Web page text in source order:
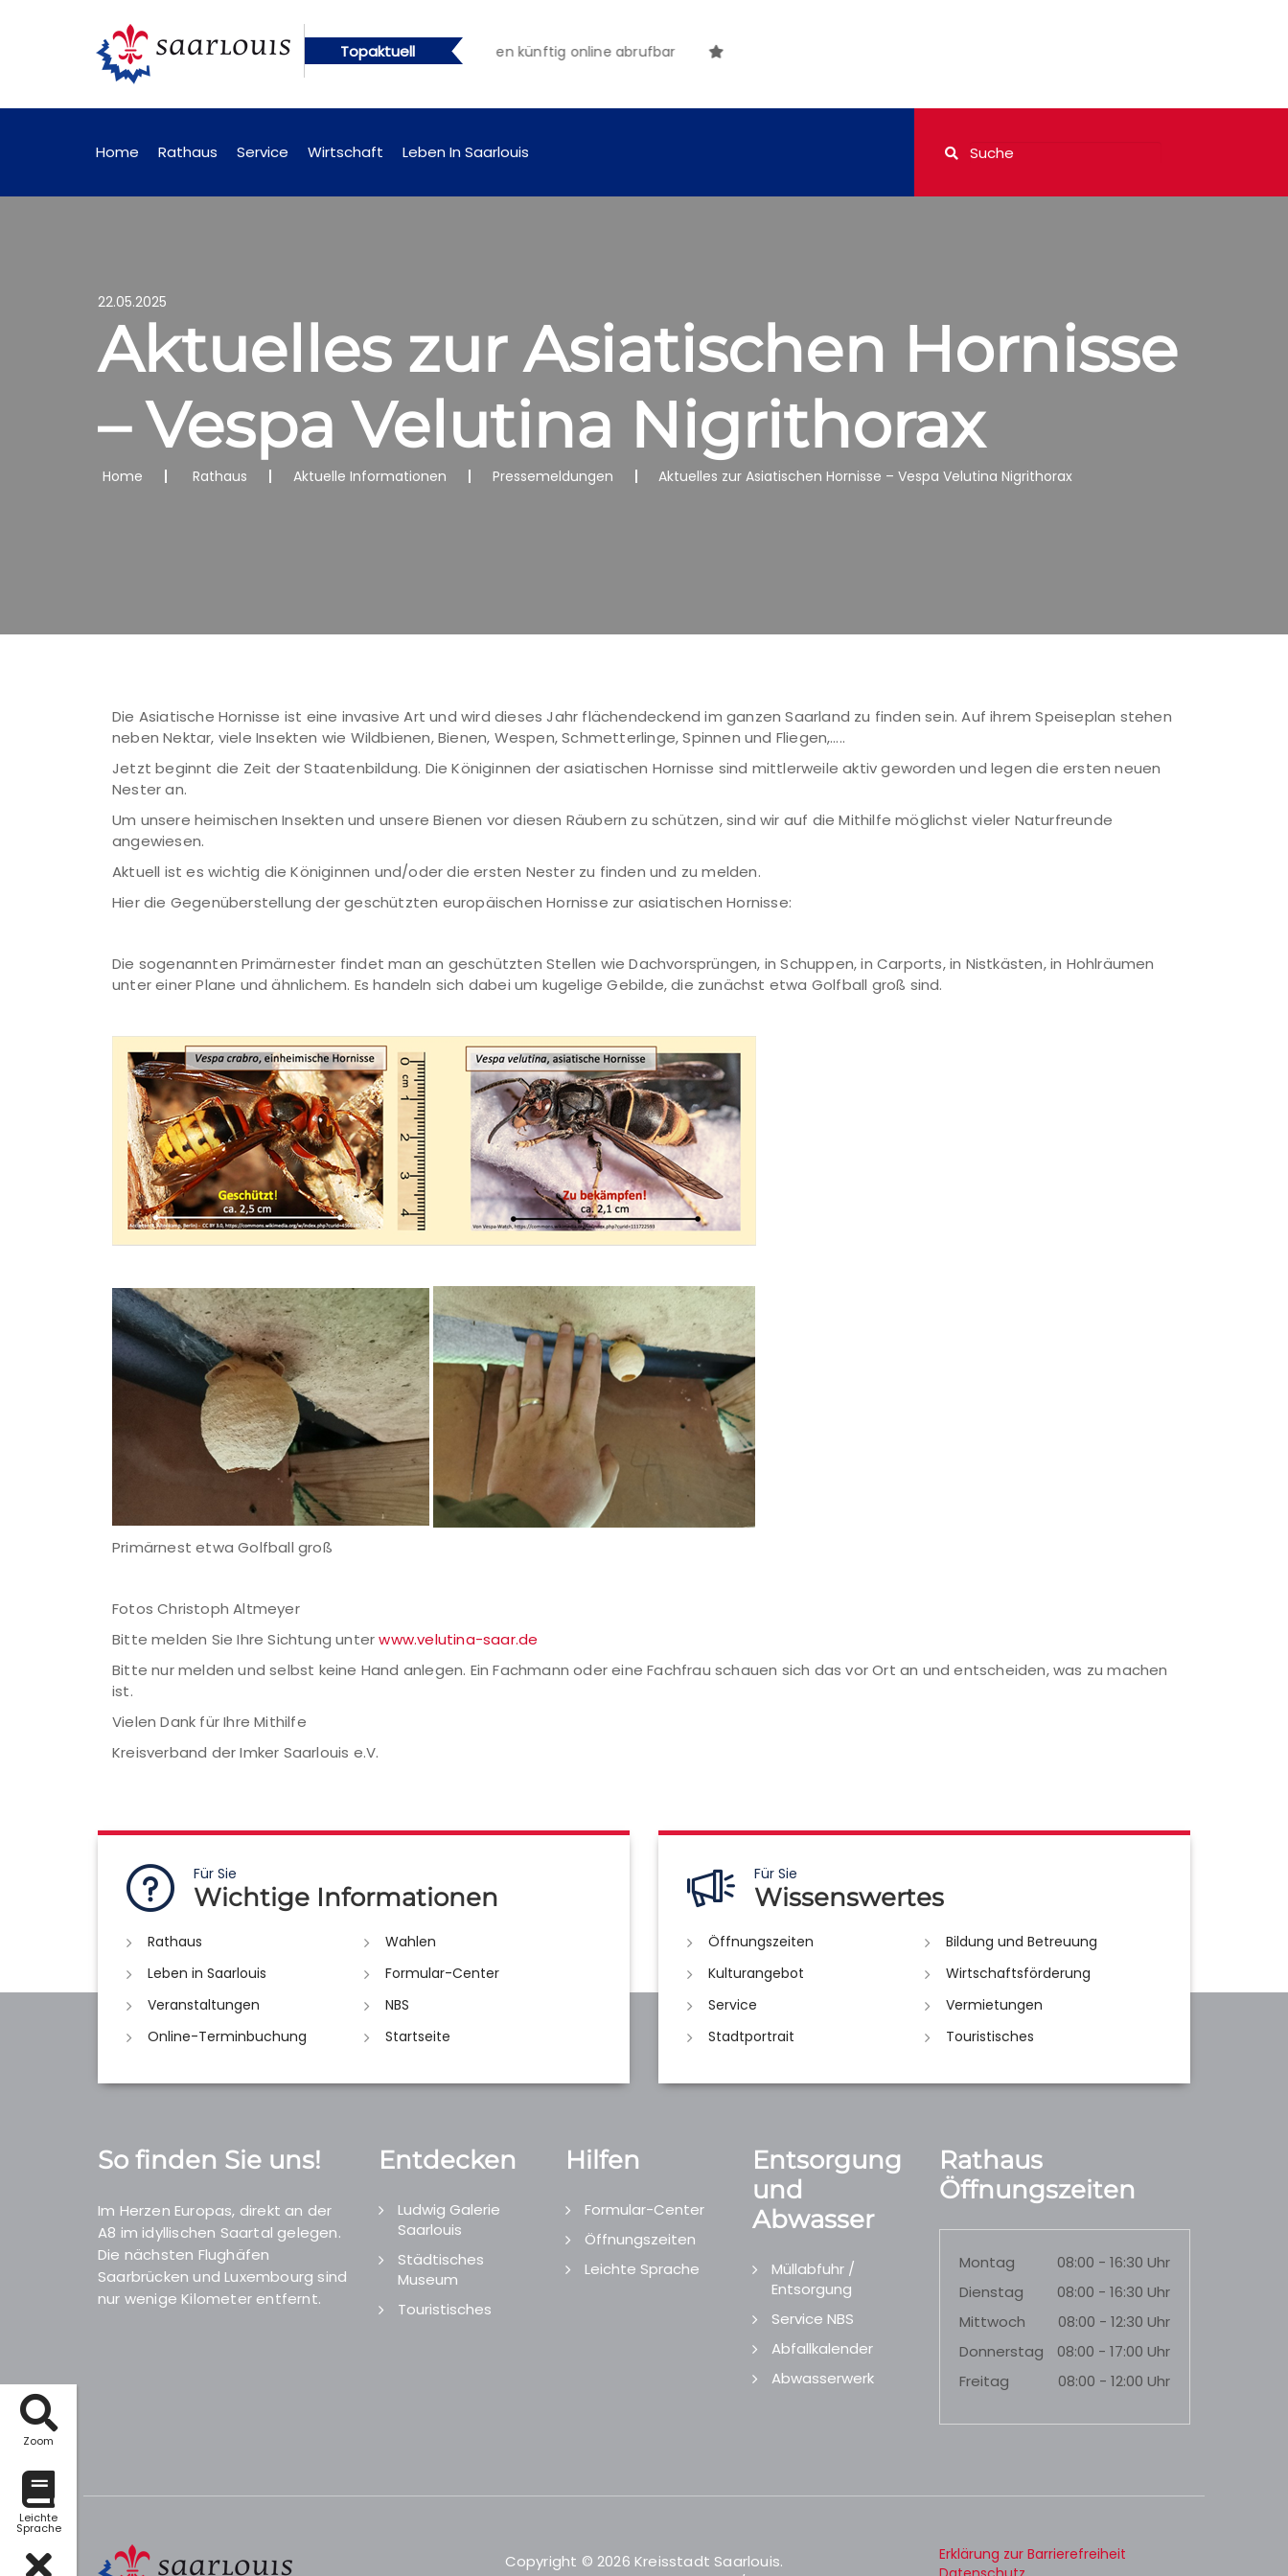
Zoom
Leichte
Sprache
Topaktuell
künftig online abrufbar Öffentliche Bekanntmachungen künftig online abrufbar
Home Rathaus Service Wirtschaft Leben In Saarlouis
22.05.2025
Aktuelles zur Asiatischen Hornisse
– Vespa Velutina Nigrithorax
Home Rathaus Aktuelle Informationen Pressemeldungen Aktuelles zur Asiatischen Hornisse – Vespa Velutina Nigrithorax
Die Asiatische Hornisse ist eine invasive Art und wird dieses Jahr flächendeckend im ganzen Saarland zu finden sein. Auf ihrem Speiseplan stehen
neben Nektar, viele Insekten wie Wildbienen, Bienen, Wespen, Schmetterlinge, Spinnen und Fliegen,…..
Jetzt beginnt die Zeit der Staatenbildung. Die Königinnen der asiatischen Hornisse sind mittlerweile aktiv geworden und legen die ersten neuen
Nester an.
Um unsere heimischen Insekten und unsere Bienen vor diesen Räubern zu schützen, sind wir auf die Mithilfe möglichst vieler Naturfreunde
angewiesen.
Aktuell ist es wichtig die Königinnen und/oder die ersten Nester zu finden und zu melden.
Hier die Gegenüberstellung der geschützten europäischen Hornisse zur asiatischen Hornisse:
Die sogenannten Primärnester findet man an geschützten Stellen wie Dachvorsprüngen, in Schuppen, in Carports, in Nistkästen, in Hohlräumen
unter einer Plane und ähnlichem. Es handeln sich dabei um kugelige Gebilde, die zunächst etwa Golfball groß sind.
Primärnest etwa Golfball groß
Fotos Christoph Altmeyer
Bitte melden Sie Ihre Sichtung unterwww.velutina-saar.de
Bitte nur melden und selbst keine Hand anlegen. Ein Fachmann oder eine Fachfrau schauen sich das vor Ort an und entscheiden, was zu machen
ist.
Vielen Dank für Ihre Mithilfe
Kreisverband der Imker Saarlouis e.V.
Für Sie
Wichtige Informationen
Rathaus
Wahlen
Leben in Saarlouis
Formular-Center
Veranstaltungen
NBS
Online-Terminbuchung
Startseite
Für Sie
Wissenswertes
Öffnungszeiten
Bildung und Betreuung
Kulturangebot
Wirtschaftsförderung
Service
Vermietungen
Stadtportrait
Touristisches
So finden Sie uns!
Im Herzen Europas, direkt an der
A8 im idyllischen Saartal gelegen.
Die nächsten Flughäfen
Saarbrücken und Luxembourg sind
nur wenige Kilometer entfernt.
Entdecken
Ludwig Galerie
Saarlouis
Städtisches
Museum
Touristisches
Hilfen
Formular-Center
Öffnungszeiten
Leichte Sprache
Entsorgung
und
Abwasser
Müllabfuhr /
Entsorgung
Service NBS
Abfallkalender
Abwasserwerk
Rathaus
Öffnungszeiten
Montag
08:00 - 16:30 Uhr
Dienstag
08:00 - 16:30 Uhr
Mittwoch
08:00 - 12:30 Uhr
Donnerstag
08:00 - 17:00 Uhr
Freitag
08:00 - 12:00 Uhr
Copyright © 2026 Kreisstadt Saarlouis.
Erklärung zur Barrierefreiheit